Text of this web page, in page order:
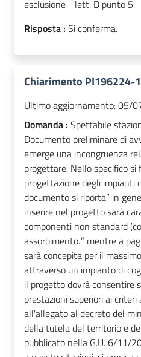
esclusione - lett. D punto 5.
Risposta : Si conferma.
Chiarimento PI196224-
Ultimo aggiornamento:05/
Domanda : Spettabile
Documento preliminare di
emerge una incongruenza
progettare. Nello specifico
progettazione degli impianti
documento si riporta” in
inserire nel progetto sarà
componenti non standard
assorbimento..” mentre a
sarà concepita per il
attraverso un impianto di
il progetto dovrà consentire
prestazioni superiori ai
all'allegato al decreto del
della tutela del territorio e
pubblicato nella G.U. 6/11/